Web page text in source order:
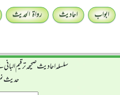
ابواب احادیث رواۃ الحدیث
سلسله احاديث صحيحه ترقیم
حدیث